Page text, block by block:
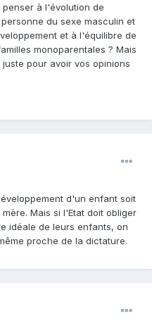
à l'évolution de
du sexe masculin et
et à l'équilibre de
monoparentales ? Mais
pour avoir vos opinions
d'un enfant soit
Mais si l'Etat doit obliger
idéale de leurs enfants, on
proche de la dictature.